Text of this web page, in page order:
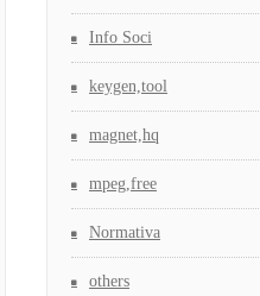
Info Soci
keygen,tool
magnet,hq
mpeg,free
Normativa
others